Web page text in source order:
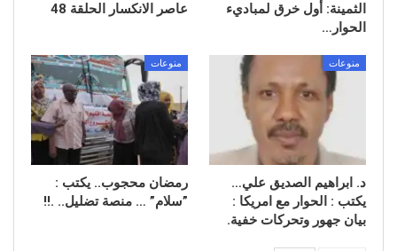
الثمينة: أول خرق لمباديء
الحوار…
عاصر الانكسار الحلقة 48
منوعات
د. ابراهيم الصديق علي…
يكتب : الحوار مع امريكا :
بيان جهور وتحركات خفية.
منوعات
رمضان محجوب.. يكتب : ​
”سلام” … منصة تضليل.. .!!